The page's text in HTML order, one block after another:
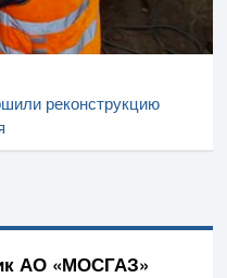
реконструкцию
АО «МОСГАЗ»